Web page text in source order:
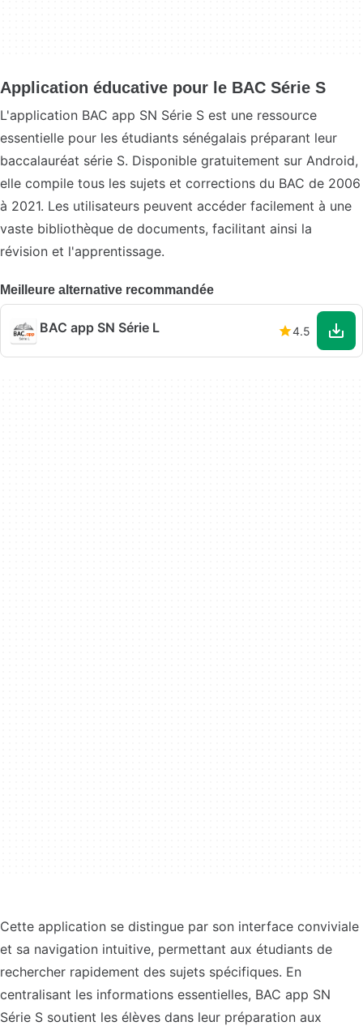
Application éducative pour le BAC Série S
L'application BAC app SN Série S est une ressource
essentielle pour les étudiants sénégalais préparant leur
baccalauréat série S. Disponible gratuitement sur Android,
elle compile tous les sujets et corrections du BAC de 2006
à 2021. Les utilisateurs peuvent accéder facilement à une
vaste bibliothèque de documents, facilitant ainsi la
révision et l'apprentissage.
Meilleure alternative recommandée
BAC app SN Série L 4.5
Cette application se distingue par son interface conviviale
et sa navigation intuitive, permettant aux étudiants de
rechercher rapidement des sujets spécifiques. En
centralisant les informations essentielles, BAC app SN
Série S soutient les élèves dans leur préparation aux